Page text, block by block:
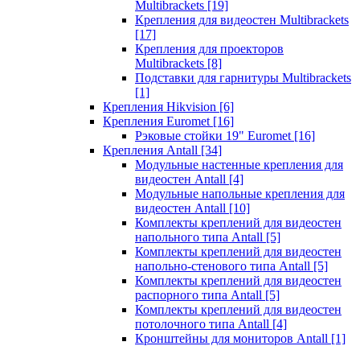
Multibrackets [19]
Крепления для видеостен Multibrackets
[17]
Крепления для проекторов
Multibrackets [8]
Подставки для гарнитуры Multibrackets
[1]
Крепления Hikvision [6]
Крепления Euromet [16]
Рэковые стойки 19" Euromet [16]
Крепления Antall [34]
Модульные настенные крепления для
видеостен Antall [4]
Модульные напольные крепления для
видеостен Antall [10]
Комплекты креплений для видеостен
напольного типа Antall [5]
Комплекты креплений для видеостен
напольно-стенового типа Antall [5]
Комплекты креплений для видеостен
распорного типа Antall [5]
Комплекты креплений для видеостен
потолочного типа Antall [4]
Кронштейны для мониторов Antall [1]